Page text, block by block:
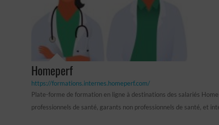
Homeperf
https://formations.internes.homeperf.com/
Plate-forme de formation en ligne à destinations des salariés
professionnels de santé, garants non professionnels de santé, et